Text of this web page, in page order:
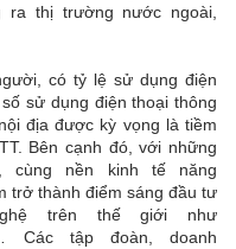
ra thị trường nước ngoài,
có tỷ lệ sử dụng điện
sử dụng điện thoại thông
địa được kỳ vọng là tiềm
Bên cạnh đó, với những
cùng nền kinh tế năng
trở thành điểm sáng đầu tư
trên thế giới như
Các tập đoàn, doanh